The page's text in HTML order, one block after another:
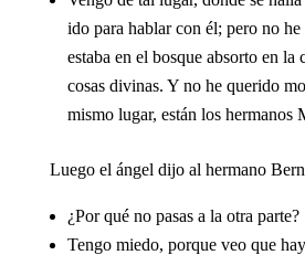
ido para hablar con él; pero no
estaba en el bosque absorto en la
cosas divinas. Y no he querido
mismo lugar, están los hermanos
Luego el ángel dijo al hermano
¿Por qué no pasas a la otra parte?
Tengo miedo, porque veo que